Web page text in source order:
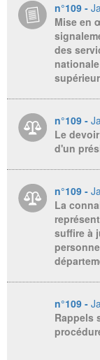
n°109 -
Mise en
des
n°109 -
Le
d'un
n°109 -
La
suffire à
n°109 -
Rappels